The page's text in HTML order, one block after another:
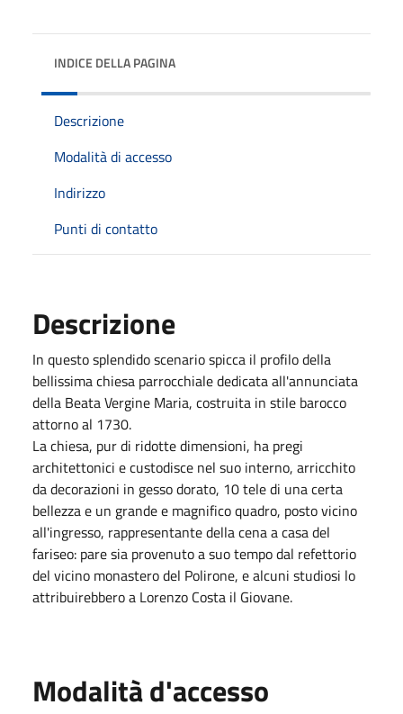
INDICE DELLA PAGINA
Descrizione
Modalità di accesso
Indirizzo
Punti di contatto
Descrizione
In questo splendido scenario spicca il profilo della
bellissima chiesa parrocchiale dedicata all'annunciata
della Beata Vergine Maria, costruita in stile barocco
attorno al 1730.
La chiesa, pur di ridotte dimensioni, ha pregi
architettonici e custodisce nel suo interno, arricchito
da decorazioni in gesso dorato, 10 tele di una certa
bellezza e un grande e magnifico quadro, posto vicino
all'ingresso, rappresentante della cena a casa del
fariseo: pare sia provenuto a suo tempo dal refettorio
del vicino monastero del Polirone, e alcuni studiosi lo
attribuirebbero a Lorenzo Costa il Giovane.
Modalità d'accesso